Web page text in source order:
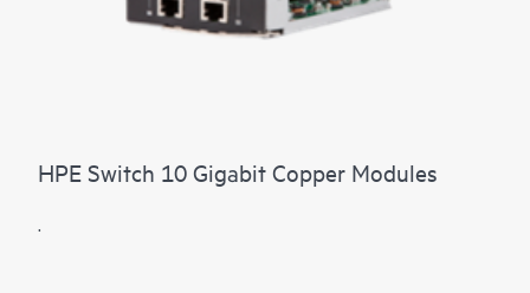
HPE Switch 10 Gigabit Copper Modules
.